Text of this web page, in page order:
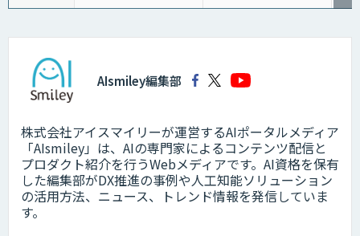
AIsmiley編集部
株式会社アイスマイリーが運営するAIポータルメディア
「AIsmiley」は、AIの専門家によるコンテンツ配信と
プロダクト紹介を行うWebメディアです。AI資格を保有
した編集部がDX推進の事例や人工知能ソリューション
の活用方法、ニュース、トレンド情報を発信していま
す。